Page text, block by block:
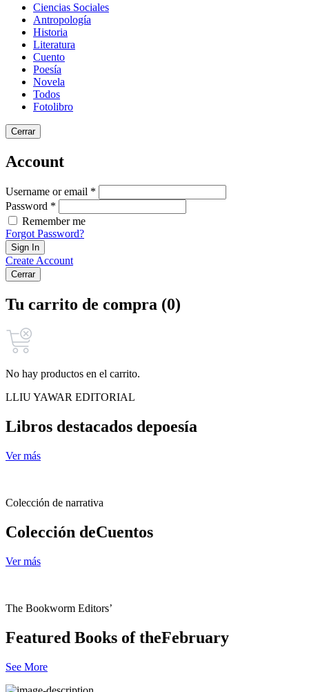
Ciencias Sociales
Antropología
Historia
Literatura
Cuento
Poesía
Novela
Todos
Fotolibro
Cerrar
Account
Username or email *
Password *
Remember me
Forgot Password?
Sign In
Create Account
Cerrar
Tu carrito de compra (0)
No hay productos en el carrito.
LLIU YAWAR EDITORIAL
Libros destacados depoesía
Ver más
Colección de narrativa
Colección deCuentos
Ver más
The Bookworm Editors’
Featured Books of theFebruary
See More